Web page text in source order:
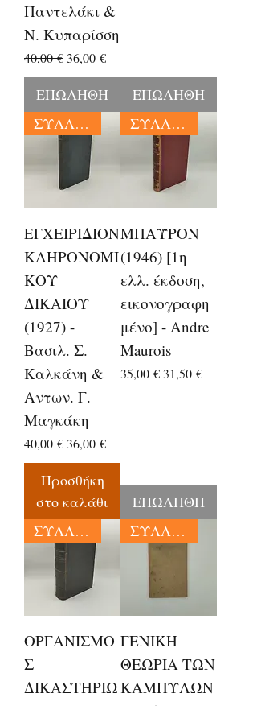
Παντελάκι &
Ν. Κυπαρίσση
Κανονική τιμή
40,00 € Τιμή Έκπτωσης
36,00 €
ΕΠΩΛΗΘΗ
ΕΠΩΛΗΘΗ
ΣΥΛΛΕΚΤΙΚΑ
ΕΓΧΕΙΡΙΔΙΟΝ
ΚΛΗΡΟΝΟΜΙ
ΚΟΥ
ΔΙΚΑΙΟΥ
(1927) -
Βασιλ. Σ.
Καλκάνη &
Αντων. Γ.
Μαγκάκη
Κανονική τιμή
40,00 € Τιμή Έκπτωσης
36,00 €
Προσθήκη
στο καλάθι
ΣΥΛΛΕΚΤΙΚΑ
ΜΠΑΫΡΟΝ
(1946) [1η
ελλ. έκδοση,
εικονογραφη
μένο] - Andre
Maurois
Κανονική τιμή
35,00 € Τιμή Έκπτωσης
31,50 €
ΕΠΩΛΗΘΗ
ΣΥΛΛΕΚΤΙΚΑ
ΟΡΓΑΝΙΣΜΟ
Σ
ΔΙΚΑΣΤΗΡΙΩ
ΣΥΛΛΕΚΤΙΚΑ
ΓΕΝΙΚΗ
ΘΕΩΡΙΑ ΤΩΝ
ΚΑΜΠΥΛΩΝ